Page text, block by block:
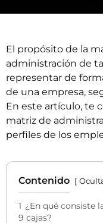
El propósito de la
administración de
representar de
de una empresa,
En este artículo, te
matriz de
perfiles de los
Contenido
1 ¿En qué consiste
9 cajas?